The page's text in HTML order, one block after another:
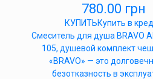
780.00 грн
КУПИТЬКупить в
Cмеситель для душа BRAVO
105, душевой комплект
«BRAVO» — это
безотказность в